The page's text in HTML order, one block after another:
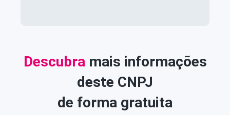
Descubra mais informações
deste CNPJ
de forma gratuita